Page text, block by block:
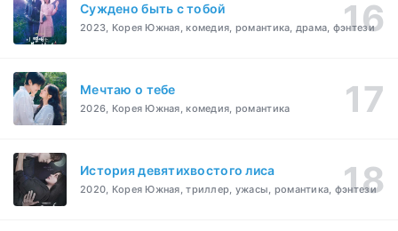
Суждено быть с тобой
2023, Корея Южная, комедия, романтика, драма, фэнтези
Мечтаю о тебе
2026, Корея Южная, комедия, романтика
История девятихвостого лиса
2020, Корея Южная, триллер, ужасы, романтика, фэнтези